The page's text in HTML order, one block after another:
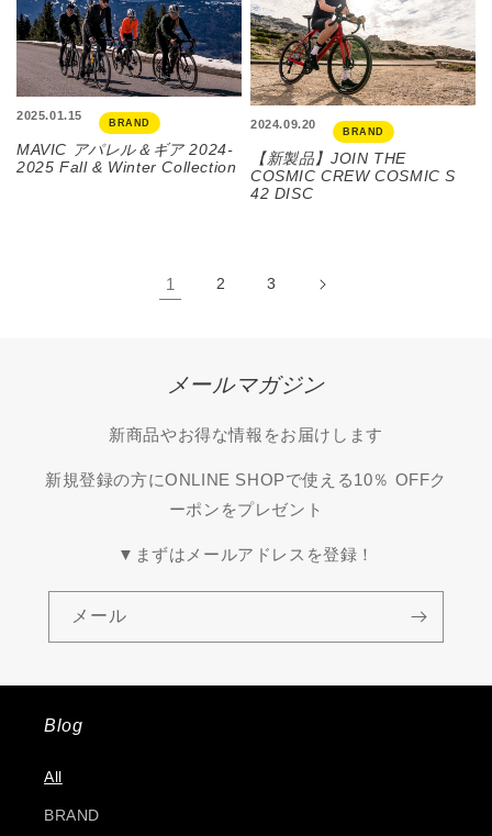
2025.01.15
BRAND
MAVIC アパレル＆ギア 2024-
2025 Fall & Winter Collection
2024.09.20
BRAND
【新製品】JOIN THE
COSMIC CREW COSMIC S
42 DISC
1 2 3
メールマガジン
新商品やお得な情報をお届けします
新規登録の方にONLINE SHOPで使える10％ OFFク
ーポンをプレゼント
▼まずはメールアドレスを登録！
メール
Blog
All
BRAND